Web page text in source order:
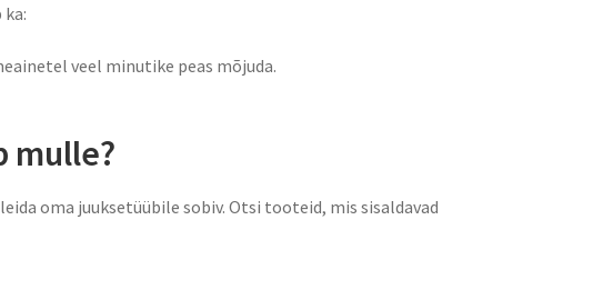
veel minutike peas mõjuda.
mulle?
oma juuksetüübile sobiv. Otsi tooteid, mis sisaldavad